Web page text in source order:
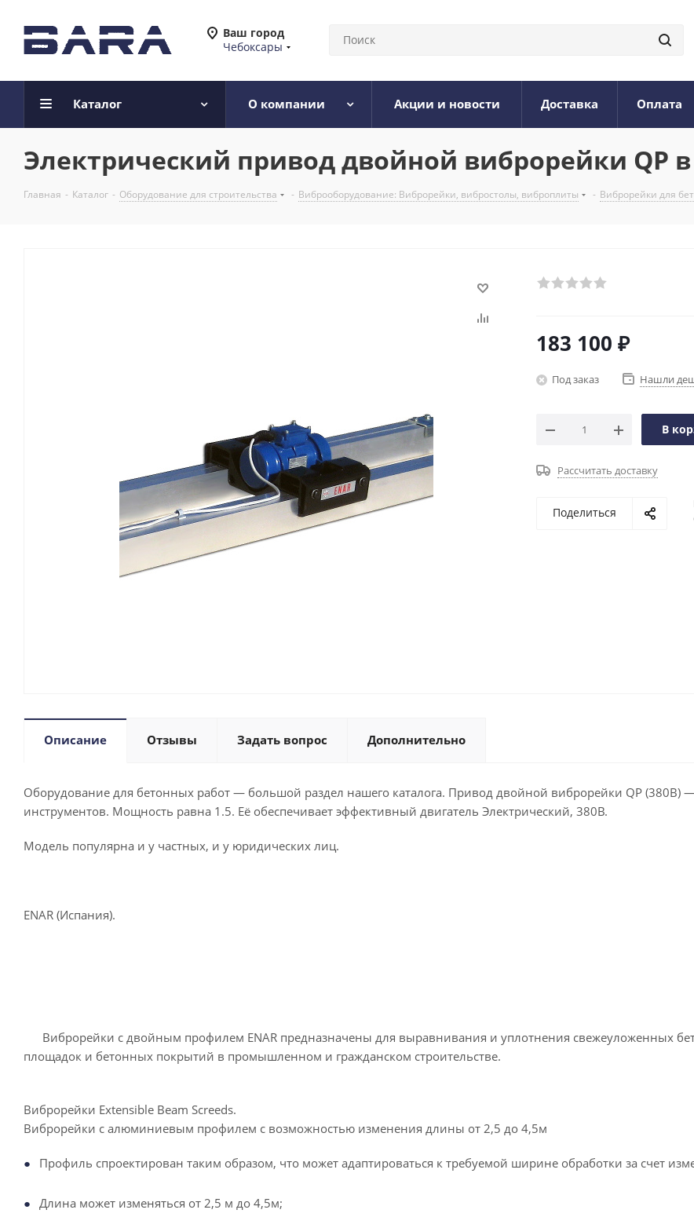
Ваш город
Чебоксары
Каталог О компании Акции и новости Доставка Оплата
Электрический привод двойной виброрейки QP
Главная - Каталог - Оборудование для строительства - Виброоборудование: Виброрейки, вибростолы, виброплиты - Виброрейки для
183 100 ₽
Под заказ Нашли
В
Рассчитать доставку
Поделиться
Описание Отзывы Задать вопрос Дополнительно
Оборудование для бетонных работ — большой раздел нашего каталога. Привод двойной виброрейки QP (380В)
инструментов. Мощность равна 1.5. Её обеспечивает эффективный двигатель Электрический, 380В.
Модель популярна и у частных, и у юридических лиц.
ENAR (Испания).
Виброрейки с двойным профилем ENAR предназначены для выравнивания и уплотнения свежеуложенных
площадок и бетонных покрытий в промышленном и гражданском строительстве.
Виброрейки Extensible Beam Screeds.
Виброрейки с алюминиевым профилем с возможностью изменения длины от 2,5 до 4,5м
Профиль спроектирован таким образом, что может адаптироваться к требуемой ширине обработки за счет
Длина может изменяться от 2,5 м до 4,5м;